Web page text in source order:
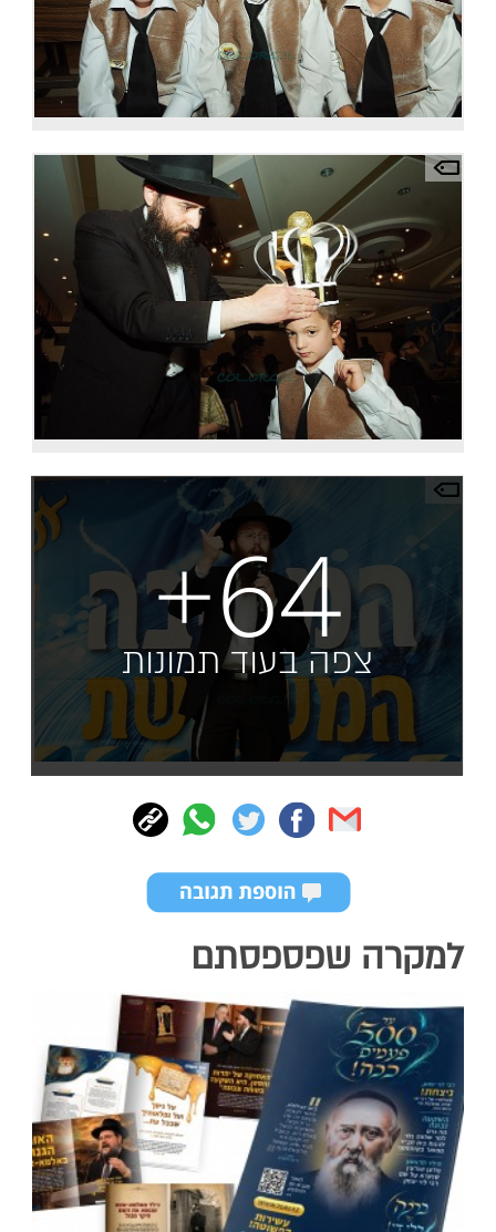
+64
צפה בעוד תמונות
למקרה שפספסתם